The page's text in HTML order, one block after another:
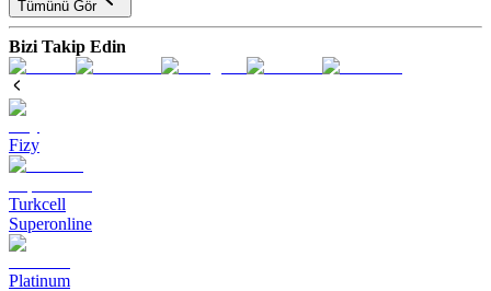
Tümünü Gör
Bizi Takip Edin
Fizy
Turkcell
Superonline
Platinum